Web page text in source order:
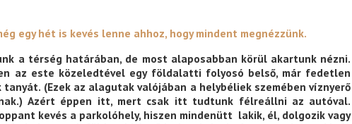
egy hét is kevés lenne ahhoz, hogy mindent megnézzünk.
a térség határában, de most alaposabban körül akartunk nézni.
az este közeledtével egy földalatti folyosó belső, már fedetlen
(Ezek az alagutak valójában a helybéliek szemében víznyerő
Azért éppen itt, mert csak itt tudtunk félreállni az autóval.
kevés a parkolóhely, hiszen mindenütt lakik, él, dolgozik vagy